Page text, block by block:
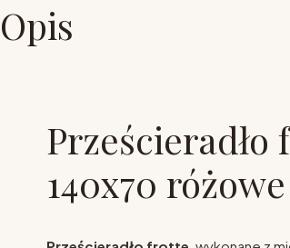
Opis
Prześcieradło
140x70 różowe